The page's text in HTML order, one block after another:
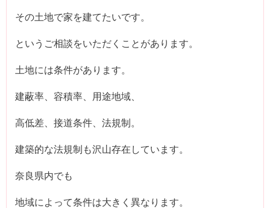
その土地で家を建てたいです。
というご相談をいただくことがあります。
土地には条件があります。
建蔽率、容積率、用途地域、
高低差、接道条件、法規制。
建築的な法規制も沢山存在しています。
奈良県内でも
地域によって条件は大きく異なります。